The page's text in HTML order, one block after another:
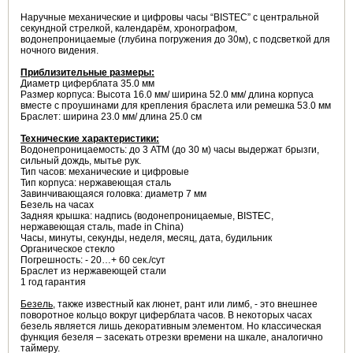
Наручные механические и цифровы часы “BISTEC” с центральной
секундной стрелкой, календарём, хронографом,
водонепроницаемые (глубина погружения до 30м), с подсветкой для
ночного видения.
Приблизительные размеры:
Диаметр циферблата 35.0 мм
Размер корпуса: Высота 16.0 мм/ ширина 52.0 мм/ длина корпуса
вместе с проушинами для крепления браслета или ремешка 53.0 мм
Браслет: ширина 23.0 мм/ длина 25.0 см
Технические характеристики:
Водонепроницаемость: до 3 АТМ (до 30 м) часы выдержат брызги,
сильный дождь, мытье рук.
Тип часов: механические и цифровые
Тип корпуса: нержавеющая сталь
Завинчивающаяся головка: диаметр 7 мм
Безель на часах
Задняя крышка: надпись (водонепроницаемые, BISTEC,
нержавеющая сталь, made in China)
Часы, минуты, секунды, неделя, месяц, дата, будильник
Органическое стекло
Погрешность: - 20…+ 60 сек./сут
Браслет из нержавеющей стали
1 год гарантия
Безель, также известный как люнет, рант или лимб, - это внешнее
поворотное кольцо вокруг циферблата часов. В некоторых часах
безель является лишь декоративным элементом. Но классическая
функция безеля – засекать отрезки времени на шкале, аналогично
таймеру.